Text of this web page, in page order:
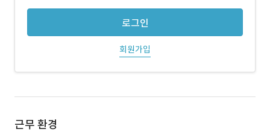
로그인
회원가입
근무 환경